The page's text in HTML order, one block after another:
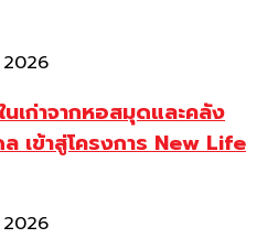
เก่าจากหอสมุดและคลัง
เข้าสู่โครงการ New Life